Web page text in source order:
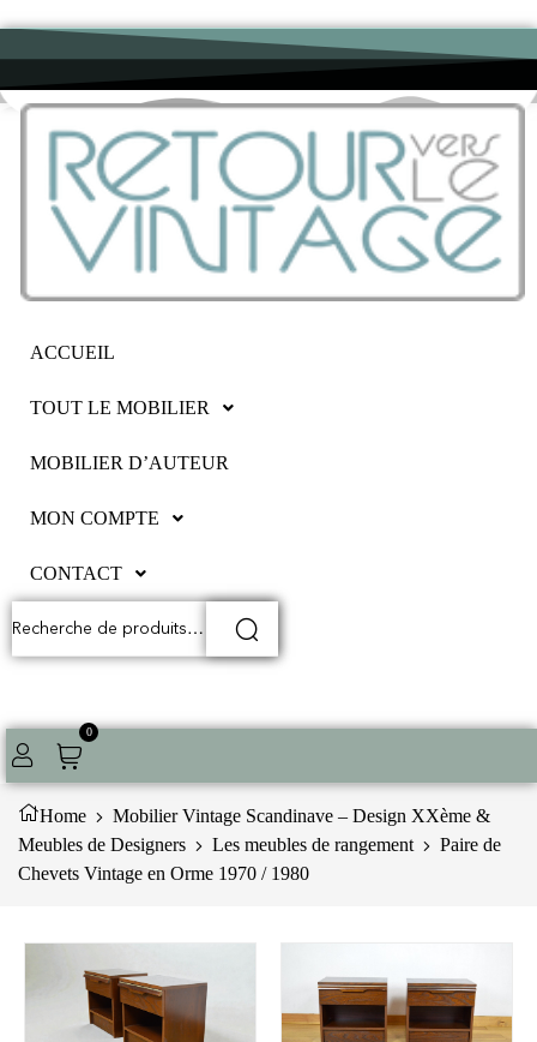
ACCUEIL
TOUT LE MOBILIER
MOBILIER D’AUTEUR
MON COMPTE
CONTACT
0
Home
Mobilier Vintage Scandinave – Design XXème &
Meubles de Designers
Les meubles de rangement
Paire de
Chevets Vintage en Orme 1970 / 1980